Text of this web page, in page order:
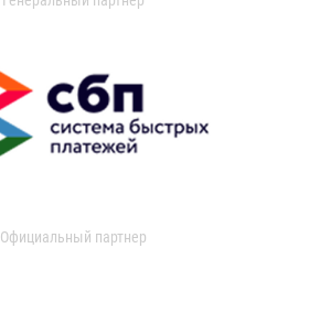
Официальный партнер